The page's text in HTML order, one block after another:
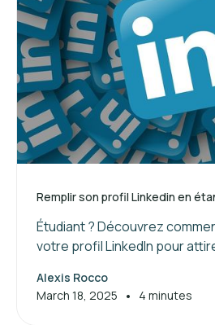
Remplir son profil Linkedin en
Étudiant ? Découvrez
votre profil LinkedIn pour
compétences et booster
Alexis Rocco
March 18, 2025
• 4 minutes